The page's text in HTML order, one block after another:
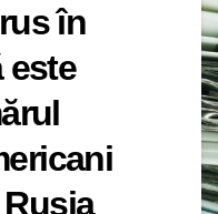
în
este